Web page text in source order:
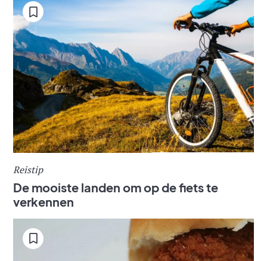
Reistip
De mooiste landen om op de fiets te
verkennen